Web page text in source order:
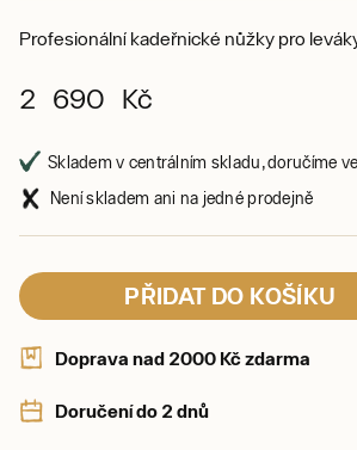
Profesionální kadeřnické nůžky pro
2 690 Kč
Skladem v centrálním skladu, doručíme
Není skladem ani na jedné prodejně
PŘIDAT DO KOŠÍKU
Doprava nad 2000 Kč zdarma
Doručení do 2 dnů